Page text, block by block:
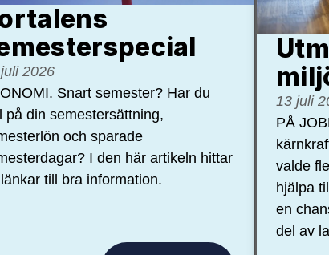
2026
Snart semester? Har du
på din semestersättning,
och sparade
I den här artikeln hittar
till bra information.
13 juli
PÅ
valde
hjälpa
en
del av